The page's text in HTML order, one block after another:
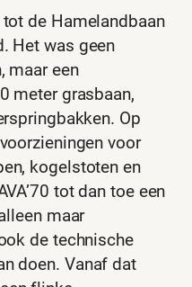
de Hamelandbaan
Het was geen
maar een
meter grasbaan,
Op
voor
kogelstoten en
tot dan toe een
maar
de technische
doen. Vanaf dat